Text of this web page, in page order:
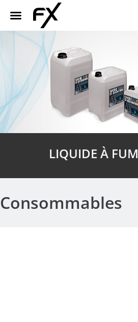
LIQUIDE À
Consommables